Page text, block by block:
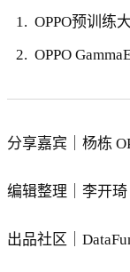
OPPO预训练
OPPO
分享嘉宾｜杨栋
编辑整理｜李开琦
出品社区｜